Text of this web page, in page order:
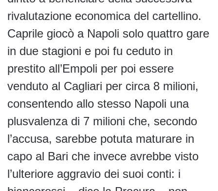
rivalutazione economica del cartellino.
Caprile giocò a Napoli solo quattro gare
in due stagioni e poi fu ceduto in
prestito all’Empoli per poi essere
venduto al Cagliari per circa 8 milioni,
consentendo allo stesso Napoli una
plusvalenza di 7 milioni che, secondo
l’accusa, sarebbe potuta maturare in
capo al Bari che invece avrebbe visto
l’ulteriore aggravio dei suoi conti: i